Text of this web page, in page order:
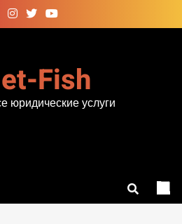
Fish
юридические услуги